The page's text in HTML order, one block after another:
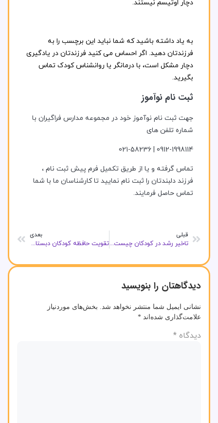
دچار اوتیسم نیستند.
به یاد داشته باشید که شما نباید این برچسب را به
فرزندتان دهید. اگر احساس می کنید فرزندتان در یادگیری
دچار مشکل است، با درمانگر یا روانشناس کودک تماس
بگیرید.
ثبت نام نوآموز
جهت ثبت نام نوآموز خود در مجموعه مدارس فراگیران با
شماره تلفن های
0912-1998114 | 021-58236
تماس گرفته و یا از طریق تکمیل فرم پیش ثبت نام ،
فرزند دلبندتان را ثبت نام نمایید تا کارشناسان ما با شما
تماس حاصل فرمایند.
قبلی
تاخیر رشد در کودکان چیست؟ درمان تاخیر رشد چیست؟
بعدی
تقویت حافظه کودکان دبستانی ، ۶ راهکار کاملا موثر
دیدگاهتان را بنویسید
نشانی ایمیل شما منتشر نخواهد شد. بخش‌های موردنیاز
علامت‌گذاری شده‌اند *
دیدگاه *